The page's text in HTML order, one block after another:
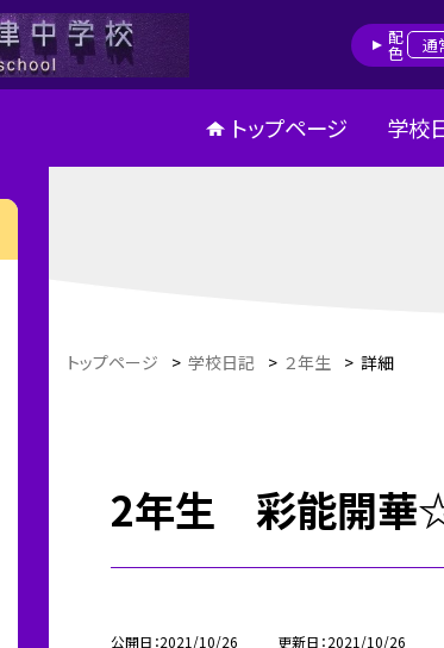
配色 通
トップページ 学校
トップページ > 学校日記 > ２年生 > 詳細
2年生 彩能開華
公開日 2021/10/26 更新日 2021/10/26